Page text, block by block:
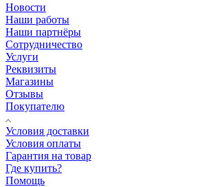
Новости
Наши работы
Наши партнёры
Сотрудничество
Услуги
Реквизиты
Магазины
Отзывы
Покупателю
Условия доставки
Условия оплаты
Гарантия на товар
Где купить?
Помощь